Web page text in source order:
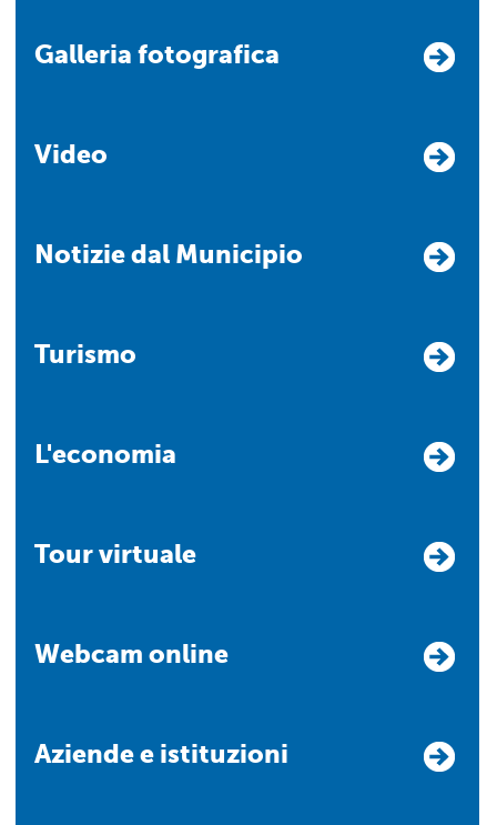
Galleria fotografica
Video
Notizie dal Municipio
Turismo
L'economia
Tour virtuale
Webcam online
Aziende e istituzioni